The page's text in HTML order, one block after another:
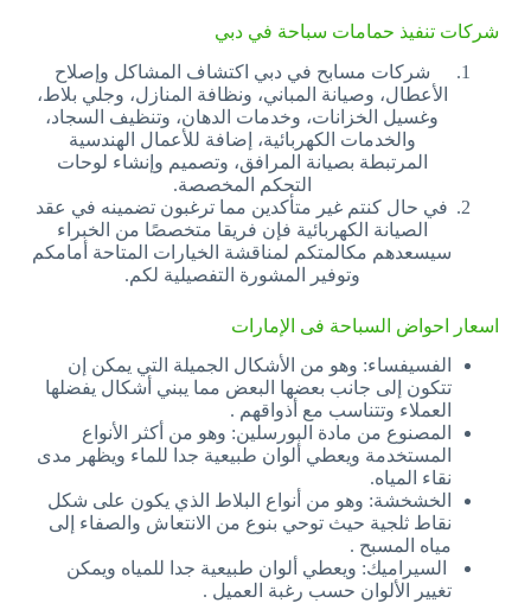
شركات تنفيذ حمامات سباحة في دبي
شركات مسابح في دبي اكتشاف المشاكل وإصلاح
الأعطال، وصيانة المباني، ونظافة المنازل، وجلي بلاط،
وغسيل الخزانات، وخدمات الدهان، وتنظيف السجاد،
والخدمات الكهربائية، إضافة للأعمال الهندسية
المرتبطة بصيانة المرافق، وتصميم وإنشاء لوحات
التحكم المخصصة.
في حال كنتم غير متأكدين مما ترغبون تضمينه في عقد
الصيانة الكهربائية فإن فريقا متخصصًا من الخبراء
سيسعدهم مكالمتكم لمناقشة الخيارات المتاحة أمامكم
وتوفير المشورة التفصيلية لكم.
اسعار احواض السباحة فى الإمارات
الفسيفساء: وهو من الأشكال الجميلة التي يمكن إن
تتكون إلى جانب بعضها البعض مما يبني أشكال يفضلها
العملاء وتتناسب مع أذواقهم .
المصنوع من مادة البورسلين: وهو من أكثر الأنواع
المستخدمة ويعطي ألوان طبيعية جدا للماء ويظهر مدى
نقاء المياه.
الخشخشة: وهو من أنواع البلاط الذي يكون على شكل
نقاط ثلجية حيث توحي بنوع من الانتعاش والصفاء إلى
مياه المسبح .
السيراميك: ويعطي ألوان طبيعية جدا للمياه ويمكن
تغيير الألوان حسب رغبة العميل .